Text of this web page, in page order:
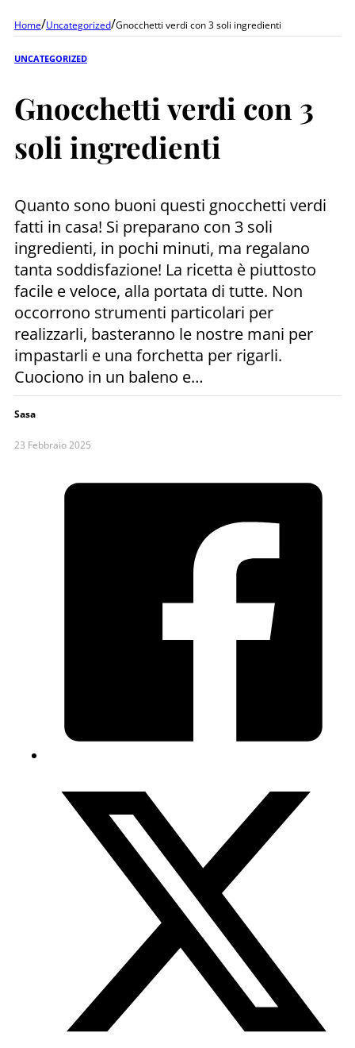
Home/Uncategorized/Gnocchetti verdi con 3 soli ingredienti
UNCATEGORIZED
Gnocchetti verdi con 3
soli ingredienti
Quanto sono buoni questi gnocchetti verdi
fatti in casa! Si preparano con 3 soli
ingredienti, in pochi minuti, ma regalano
tanta soddisfazione! La ricetta è piuttosto
facile e veloce, alla portata di tutte. Non
occorrono strumenti particolari per
realizzarli, basteranno le nostre mani per
impastarli e una forchetta per rigarli.
Cuociono in un baleno e…
Sasa
23 Febbraio 2025